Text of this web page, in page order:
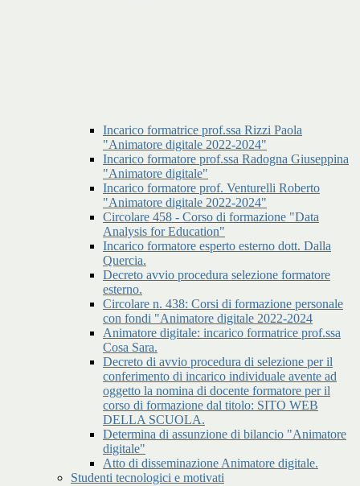
Incarico formatrice prof.ssa Rizzi Paola
"Animatore digitale 2022-2024"
Incarico formatore prof.ssa Radogna Giuseppina
"Animatore digitale"
Incarico formatore prof. Venturelli Roberto
"Animatore digitale 2022-2024"
Circolare 458 - Corso di formazione "Data
Analysis for Education"
Incarico formatore esperto esterno dott. Dalla
Quercia.
Decreto avvio procedura selezione formatore
esterno.
Circolare n. 438: Corsi di formazione personale
con fondi "Animatore digitale 2022-2024
Animatore digitale: incarico formatrice prof.ssa
Cosa Sara.
Decreto di avvio procedura di selezione per il
conferimento di incarico individuale avente ad
oggetto la nomina di docente formatore per il
corso di formazione dal titolo: SITO WEB
DELLA SCUOLA.
Determina di assunzione di bilancio "Animatore
digitale"
Atto di disseminazione Animatore digitale.
Studenti tecnologici e motivati